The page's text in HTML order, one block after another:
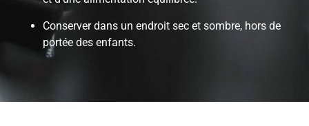
Conserver dans un endroit sec et sombre, hors de
portée des enfants.